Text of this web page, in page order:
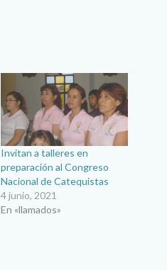
Invitan a talleres en
preparación al Congreso
Nacional de Catequistas
4 junio, 2021
En «llamados»